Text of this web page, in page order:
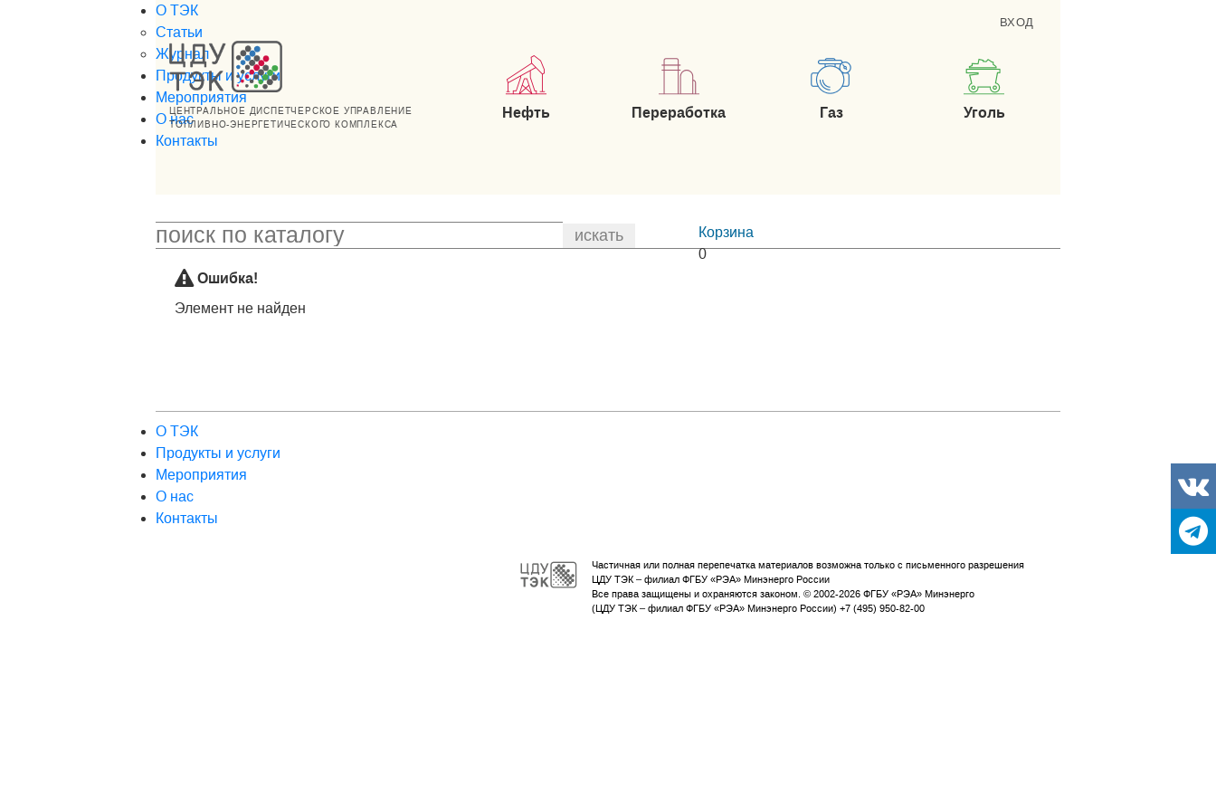
ЦЕНТРАЛЬНОЕ ДИСПЕТЧЕРСКОЕ УПРАВЛЕНИЕ
ТОПЛИВНО-ЭНЕРГЕТИЧЕСКОГО КОМПЛЕКСА
ВХОД
Нефть Переработка Газ Уголь
О ТЭК
Статьи
Журнал
Продукты и услуги
Мероприятия
О нас
Контакты
Корзина
0
Ошибка!
Элемент не найден
О ТЭК
Продукты и услуги
Мероприятия
О нас
Контакты
Частичная или полная перепечатка материалов возможна только с письменного разрешения
ЦДУ ТЭК – филиал ФГБУ «РЭА» Минэнерго России
Все права защищены и охраняются законом. © 2002-2026 ФГБУ «РЭА» Минэнерго
(ЦДУ ТЭК – филиал ФГБУ «РЭА» Минэнерго России) +7 (495) 950-82-00